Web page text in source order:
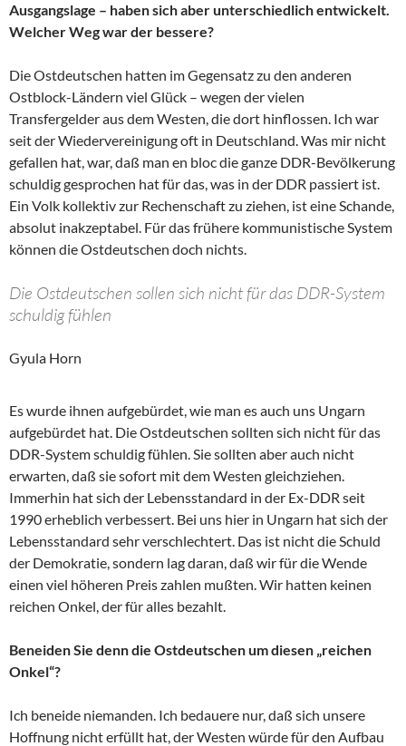
Ausgangslage – haben sich aber unterschiedlich entwickelt.
Welcher Weg war der bessere?
Die Ostdeutschen hatten im Gegensatz zu den anderen
Ostblock-Ländern viel Glück – wegen der vielen
Transfergelder aus dem Westen, die dort hinflossen. Ich war
seit der Wiedervereinigung oft in Deutschland. Was mir nicht
gefallen hat, war, daß man en bloc die ganze DDR-Bevölkerung
schuldig gesprochen hat für das, was in der DDR passiert ist.
Ein Volk kollektiv zur Rechenschaft zu ziehen, ist eine Schande,
absolut inakzeptabel. Für das frühere kommunistische System
können die Ostdeutschen doch nichts.
Die Ostdeutschen sollen sich nicht für das DDR-System
schuldig fühlen
Gyula Horn
Es wurde ihnen aufgebürdet, wie man es auch uns Ungarn
aufgebürdet hat. Die Ostdeutschen sollten sich nicht für das
DDR-System schuldig fühlen. Sie sollten aber auch nicht
erwarten, daß sie sofort mit dem Westen gleichziehen.
Immerhin hat sich der Lebensstandard in der Ex-DDR seit
1990 erheblich verbessert. Bei uns hier in Ungarn hat sich der
Lebensstandard sehr verschlechtert. Das ist nicht die Schuld
der Demokratie, sondern lag daran, daß wir für die Wende
einen viel höheren Preis zahlen mußten. Wir hatten keinen
reichen Onkel, der für alles bezahlt.
Beneiden Sie denn die Ostdeutschen um diesen „reichen
Onkel“?
Ich beneide niemanden. Ich bedauere nur, daß sich unsere
Hoffnung nicht erfüllt hat, der Westen würde für den Aufbau